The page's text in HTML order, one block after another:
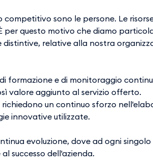
sono le persone. Le
per questo motivo che diamo
relative alla nostra
formazione e di monitoraggio
valore aggiunto al servizio offerto.
un continuo sforzo
innovative utilizzate.
evoluzione, dove ad ogni
successo dell'azienda.